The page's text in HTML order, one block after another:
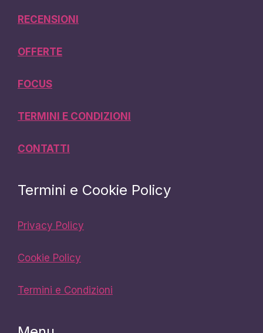
RECENSIONI
OFFERTE
FOCUS
TERMINI E CONDIZIONI
CONTATTI
Termini e Cookie Policy
Privacy Policy
Cookie Policy
Termini e Condizioni